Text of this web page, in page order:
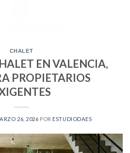
CHALET
EN VALENCIA,
PROPIETARIOS
26, 2026 POR ESTUDIODAES